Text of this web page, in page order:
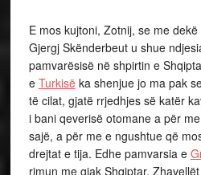
E mos kujtoni, Zotnij, se me
Gjergj Skënderbeut u shue
pamvarësisë në shpirtin e
e Turkisëka shenjue jo ma pak
të cilat, gjatë rrjedhjes së katër
i bani qeverisë otomane a për
sajë, a për me e ngushtue që
drejtat e tija. Edhe pamvarsia e
rimun me gjak Shqiptar.